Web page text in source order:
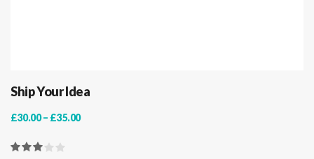
Ship Your Idea
£30.00– £35.00